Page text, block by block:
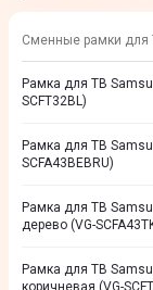
Сменные рамки для
Рамка для ТВ
SCFT32BL)
Рамка для ТВ
SCFA43BEBRU)
Рамка для ТВ
дерево (VG-
Рамка для ТВ
коричневая (VG-